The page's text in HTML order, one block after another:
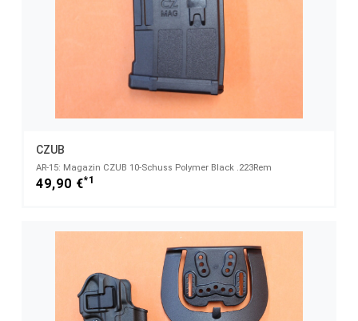
CZUB
AR-15: Magazin CZUB 10-Schuss Polymer Black .223Rem
49,90 €*1